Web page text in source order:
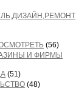
(56)
И ФИРМЫ
(51)
(48)